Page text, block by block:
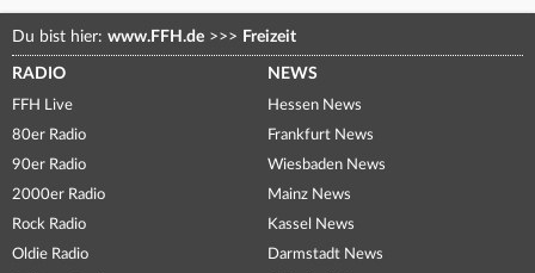
Du bist hier: www.FFH.de >>> Freizeit
RADIO
FFH Live
80er Radio
90er Radio
2000er Radio
Rock Radio
Oldie Radio
NEWS
Hessen News
Frankfurt News
Wiesbaden News
Mainz News
Kassel News
Darmstadt News